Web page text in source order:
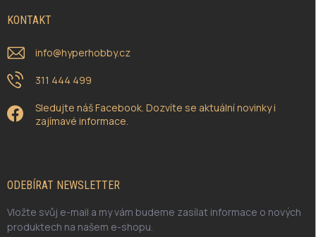
KONTAKT
info@hyperhobby.cz
311 444 499
Sledujte náš Facebook. Dozvíte se aktuální novinky i
zajímavé informace.
ODEBÍRAT NEWSLETTER
Vložte svůj e-mail a my vám budeme zasílat informace o nových
produktech na našem e-shopu.